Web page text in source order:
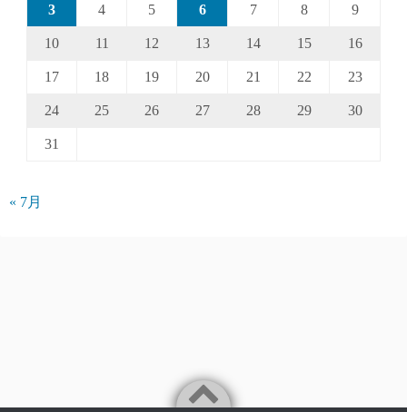
3 4 5 6 7 8 9
10 11 12 13 14 15 16
17 18 19 20 21 22 23
24 25 26 27 28 29 30
31
« 7月